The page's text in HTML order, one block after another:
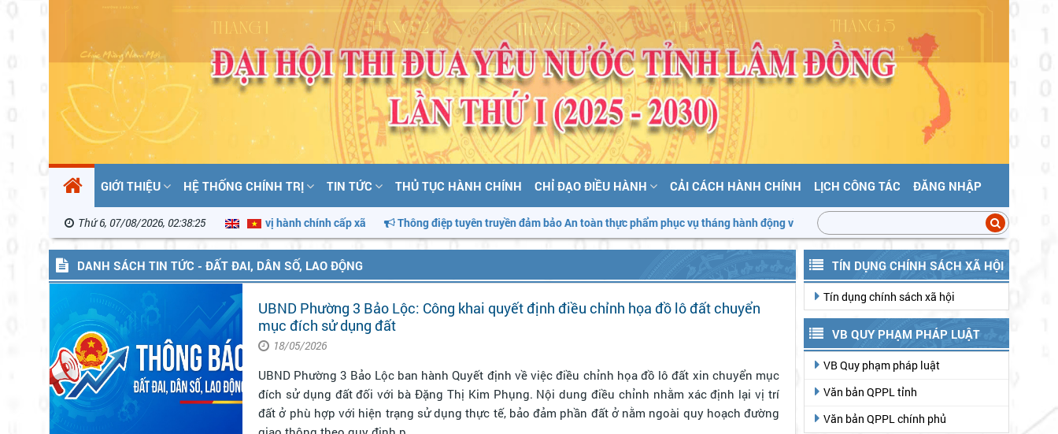
GIỚI THIỆU HỆ THỐNG CHÍNH TRỊ TIN TỨC THỦ TỤC HÀNH CHÍNH CHỈ ĐẠO ĐIỀU HÀNH CẢI CÁCH HÀNH CHÍNH LỊCH CÔNG TÁC ĐĂNG NHẬP
Thứ 6, 07/08/2026, 02:38:27
Quyết định phân loại đơn vị hành chính cấp xã Thông điệp tuyên truyền đảm bảo An toàn thực phẩm phục vụ tháng hành động vì An toàn thực phẩm Triển khai "Tháng hành động vì an toàn thực
DANH SÁCH TIN TỨC - ĐẤT ĐAI, DÂN SỐ, LAO ĐỘNG
UBND Phường 3 Bảo Lộc: Công khai quyết định điều chỉnh họa đồ lô đất chuyển
mục đích sử dụng đất
18/05/2026
UBND Phường 3 Bảo Lộc ban hành Quyết định về việc điều chỉnh họa đồ lô đất xin chuyển mục
đích sử dụng đất đối với bà Đặng Thị Kim Phụng. Nội dung điều chỉnh nhằm xác định lại vị trí
đất ở phù hợp với hiện trạng sử dụng thực tế, bảo đảm phần đất ở nằm ngoài quy hoạch đường
TÍN DỤNG CHÍNH SÁCH XÃ HỘI
Tín dụng chính sách xã hội
VB QUY PHẠM PHÁP LUẬT
VB Quy phạm pháp luật
Văn bản QPPL tỉnh
Văn bản QPPL chính phủ